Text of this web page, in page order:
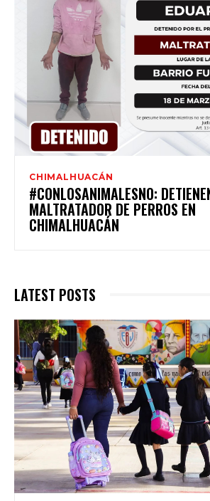
CHIMALHUACÁN
#CONLOSANIMALESNO:
MALTRATADOR DE PERROS EN
CHIMALHUACÁN
LATEST POSTS